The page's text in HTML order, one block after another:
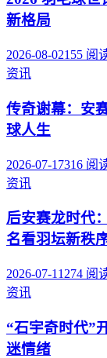
新格局
2026-08-02155 阅
资讯
传奇谢幕：安
球人生
2026-07-17316 阅
资讯
后安赛龙时代
名看羽坛新秩
2026-07-11 274 阅
资讯
“石宇奇时代”
迷情绪